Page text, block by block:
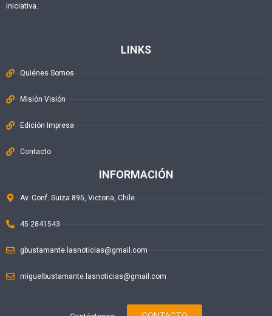
iniciativa.
LINKS
Quiénes Somos
Misión Visión
Edición Impresa
Contacto
INFORMACIÓN
Av. Conf. Suiza 895, Victoria, Chile
45 2841543
gbustamante.lasnoticias@gmail.com
miguelbustamante.lasnoticias@gmail.com